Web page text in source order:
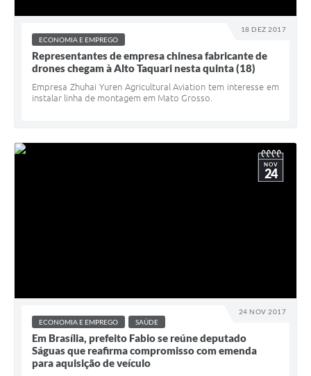
18 DEZ 2017
ECONOMIA E EMPREGO
Representantes de empresa chinesa fabricante de
drones chegam à Alto Taquari nesta quinta (18)
Empresa Zhuhai Yuren Agricultural Aviation tem interesse em
instalar linha de montagem em Mato Grosso.
24 NOV 2017
NOV
24
ECONOMIA E EMPREGO SAÚDE
Em Brasília, prefeito Fabio se reúne deputado
Ságuas que reafirma compromisso com emenda
para aquisição de veículo